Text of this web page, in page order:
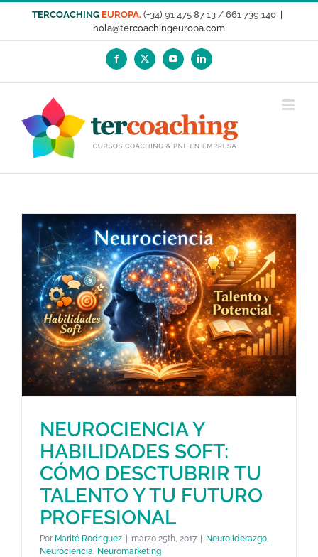
contenido
TERCOACHINGEUROPA.(+34) 91 475 87 13 / 661 739 140
hola@tercoachingeuropa.com
Facebook
X YouTubeLinkedIn
NEUROCIENCIA Y HABILIDADES
SOFT: CÓMO DESCTUBRIR TU
TALENTO Y TU FUTURO
PROFESIONAL
Neuroliderazgo Neurociencia Neuromarketing
NEUROCIENCIA Y
HABILIDADES SOFT:
CÓMO DESCTUBRIR TU
TALENTO Y TU FUTURO
PROFESIONAL
Por Marité Rodriguez marzo 25th, 2017 Neuroliderazgo,
Neurociencia, Neuromarketing